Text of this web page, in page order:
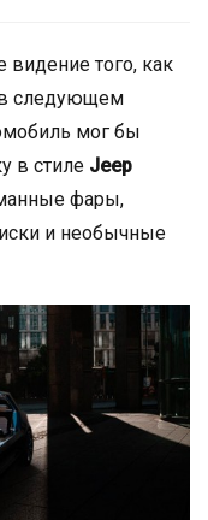
видение того, как
в следующем
мог бы
в стиле Jeep
фары,
и необычные